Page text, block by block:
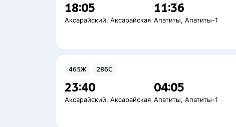
18:05
Аксарайский, Аксарайская
11:36
Апатиты,Апатиты-1
465Ж 286С
23:40
Аксарайский, Аксарайская
04:05
Апатиты,Апатиты-1